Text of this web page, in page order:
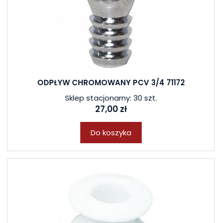
ODPŁYW CHROMOWANY PCV 3/4 71172
Sklep stacjonarny: 30 szt.
27,00 zł
Do koszyka